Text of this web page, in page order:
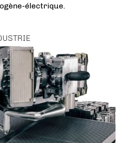
électrique.